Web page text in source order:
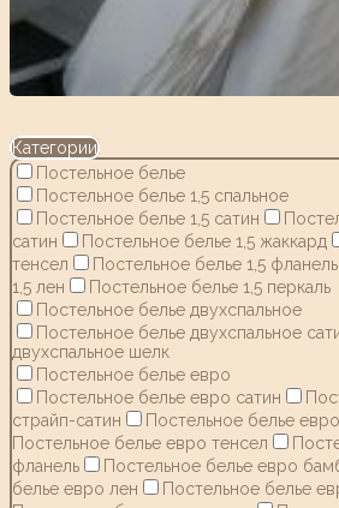
Категории
Постельное белье
Постельное белье 1,5 спальное
Постельное белье 1,5 сатин
сатин
Постельное белье 1,5 жаккард
тенсел
Постельное белье 1,5 фланель
1,5 лен
Постельное белье 1,5 перкаль
Постельное белье двухспальное
Постельное белье двухспальное
двухспальное шелк
Постельное белье евро
Постельное белье евро сатин
страйп-сатин
Постельное белье
Постельное белье евро тенсел
фланель
Постельное белье евро
белье евро лен
Постельное белье